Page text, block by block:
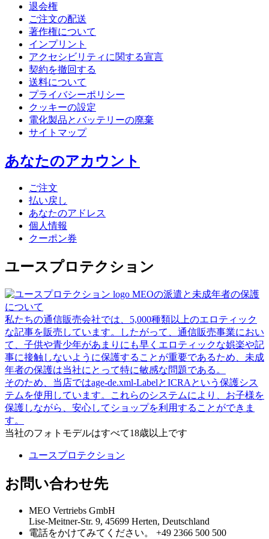
退会権
ご注文の配送
著作権について
インプリント
アクセシビリティに関する宣言
契約を撤回する
送料について
プライバシーポリシー
クッキーの設定
電化製品とバッテリーの廃棄
サイトマップ
あなたのアカウント
ご注文
払い戻し
あなたのアドレス
個人情報
クーポン券
ユースプロテクション
MEOの派遣と未成年者の保護
について
私たちの通信販売会社では、5,000種類以上のエロティック
な記事を販売しています。したがって、通信販売事業におい
て、子供や青少年があまりにも早くエロティックな娯楽や記
事に接触しないように保護することが重要であるため、未成
年者の保護は当社にとって特に敏感な問題である。
そのため、当店ではage-de.xml-LabelとICRAという保護シス
テムを使用しています。これらのシステムにより、お子様を
保護しながら、安心してショップを利用することができま
す。
当社のフォトモデルはすべて18歳以上です
ユースプロテクション
お問い合わせ先
MEO Vertriebs GmbH
Lise-Meitner-Str. 9, 45699 Herten, Deutschland
電話をかけてみてください。 +49 2366 500 500